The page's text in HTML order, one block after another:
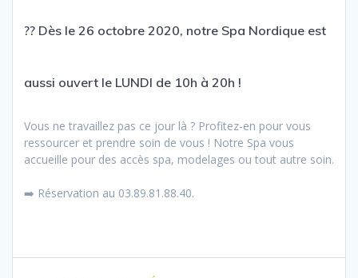
?? Dès le 26 octobre 2020, notre Spa Nordique est
aussi ouvert le LUNDI de 10h à 20h !
Vous ne travaillez pas ce jour là ? Profitez-en pour vous
ressourcer et prendre soin de vous ! Notre Spa vous
accueille pour des accès spa, modelages ou tout autre soin.
➡️ Réservation au 03.89.81.88.40.